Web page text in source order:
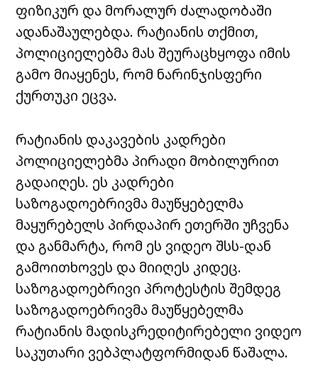
ფიზიკურ და მორალურ ძალადობაში
ადანაშაულებდა. რატიანის თქმით,
პოლიციელებმა მას შეურაცხყოფა იმის
გამო მიაყენეს, რომ ნარინჯისფერი
ქურთუკი ეცვა.
რატიანის დაკავების კადრები
პოლიციელებმა პირადი მობილურით
გადაიღეს. ეს კადრები
საზოგადოებრივმა მაუწყებელმა
მაყურებელს პირდაპირ ეთერში უჩვენა
და განმარტა, რომ ეს ვიდეო შსს-დან
გამოითხოვეს და მიიღეს კიდეც.
საზოგადოებრივი პროტესტის შემდეგ
საზოგადოებრივმა მაუწყებელმა
რატიანის მადისკრედიტირებელი ვიდეო
საკუთარი ვებპლატფორმიდან წაშალა.